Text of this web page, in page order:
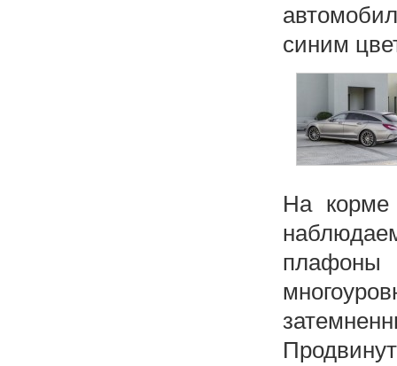
синим
На корме
плафоны